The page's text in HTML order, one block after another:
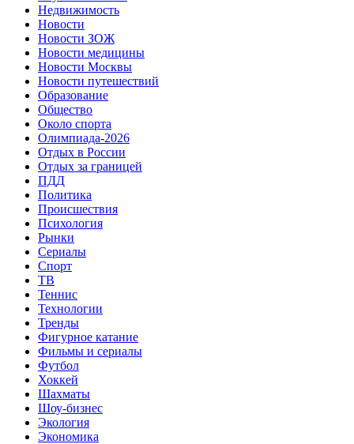
Недвижимость
Новости
Новости ЗОЖ
Новости медицины
Новости Москвы
Новости путешествий
Образование
Общество
Около спорта
Олимпиада-2026
Отдых в России
Отдых за границей
ПДД
Политика
Происшествия
Психология
Рынки
Сериалы
Спорт
ТВ
Теннис
Технологии
Тренды
Фигурное катание
Фильмы и сериалы
Футбол
Хоккей
Шахматы
Шоу-бизнес
Экология
Экономика